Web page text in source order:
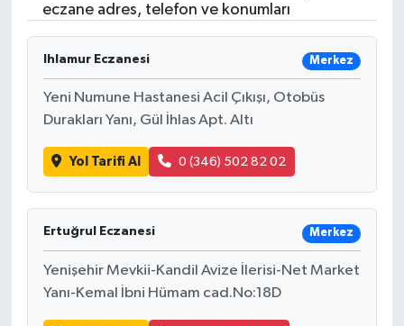
eczane adres, telefon ve konumları
Ihlamur Eczanesi Merkez
Yeni Numune Hastanesi Acil Çıkışı, Otobüs
Durakları Yanı, Gül İhlas Apt. Altı
Yol Tarifi Al 0 (346) 502 82 02
Ertuğrul Eczanesi Merkez
Yenişehir Mevkii-Kandil Avize İlerisi-Net Market
Yanı-Kemal İbni Hümam cad.No:18D